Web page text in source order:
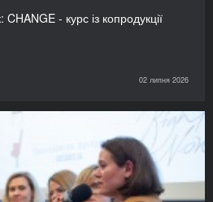
- курс із копродукції
02 липня 2026